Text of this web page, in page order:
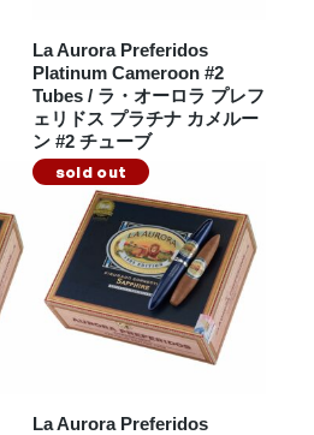
La Aurora Preferidos
Platinum Cameroon #2
Tubes / ラ・オーロラ プレフ
ェリドス プラチナ カメルー
ン #2 チューブ
sold out
La Aurora Preferidos